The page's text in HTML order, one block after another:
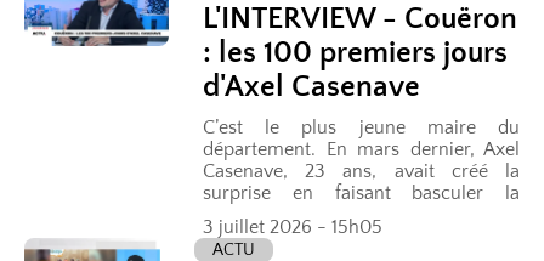
L'INTERVIEW - Couëron
: les 100 premiers jours
d'Axel Casenave
C’est le plus jeune maire du
département. En mars dernier, Axel
Casenave, 23 ans, avait créé la
surprise en faisant basculer la
commune de Couëron à droite. Une
victoire de justesse avec 2 voix...
3 juillet 2026 - 15h05
ACTU